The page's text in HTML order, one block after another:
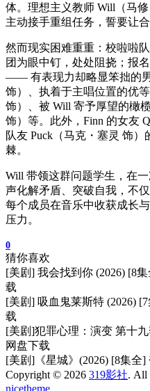
体。理想主义教师 Will（马
主动接手重组任务，誓要让合
然而现实困难重重：校啦啦
团为眼中钉，处处阻挠；报
—— 有表现力却略显笨拙的
饰）、执着于主唱位置的优
饰）、被 Will 寄予厚望的橄
饰）等。此外，Finn 的女友
队友 Puck（马克・塞灵 饰
棘。
Will 带领这群问题学生，在
声化解矛盾、突破自我，不
每个成员在音乐中收获成长
压力。
0
猜你喜欢
[美剧] 我会找到你 (2026) [8
载
[美剧] 吸血鬼莱斯特 (2026)
载
[美剧]犯罪心理：演变 第十
网盘下载
[美剧]《星城》(2026) [8集全
Copyright © 2026 319影社. All